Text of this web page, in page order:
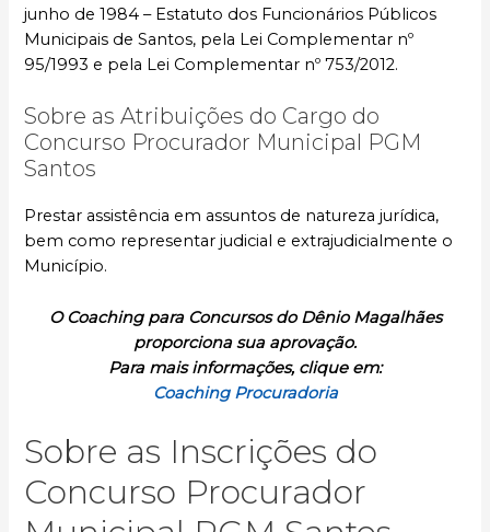
junho de 1984 – Estatuto dos Funcionários Públicos
Municipais de Santos, pela Lei Complementar nº
95/1993 e pela Lei Complementar nº 753/2012.
Sobre as Atribuições do Cargo do
Concurso Procurador Municipal PGM
Santos
Prestar assistência em assuntos de natureza jurídica,
bem como representar judicial e extrajudicialmente o
Município.
O Coaching para Concursos do Dênio Magalhães
proporciona sua aprovação.
Para mais informações, clique em:
Coaching Procuradoria
Sobre as Inscrições do
Concurso Procurador